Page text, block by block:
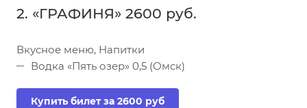
2. «ГРАФИНЯ» 2600 руб.
Вкусное меню, Напитки
Водка «Пять озер» 0,5 (Омск)
Купить билет за 2600 руб